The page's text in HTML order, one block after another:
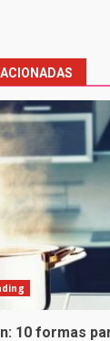
10 formas